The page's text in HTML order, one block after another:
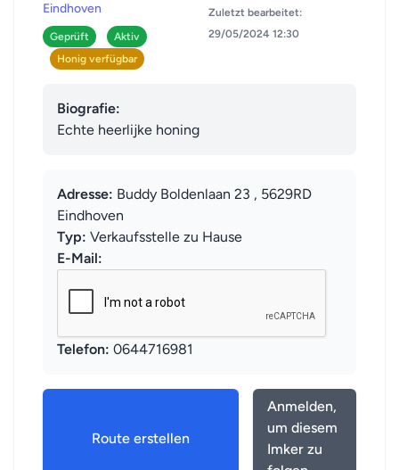
Eindhoven
Geprüft
Aktiv
Honig verfügbar
Zuletzt bearbeitet:
29/05/2024 12:30
Biografie:
Echte heerlijke honing
Adresse: Buddy Boldenlaan 23 , 5629RD
Eindhoven
Typ: Verkaufsstelle zu Hause
E-Mail:
Telefon: 0644716981
Route erstellen
Anmelden,
um diesem
Imker zu